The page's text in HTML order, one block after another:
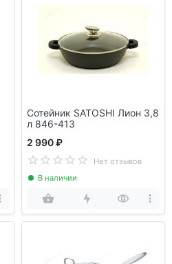
Сотейник SATOSHI Лион 3,8
л 846-413
2 990 ₽
Нет отзывов
В наличии